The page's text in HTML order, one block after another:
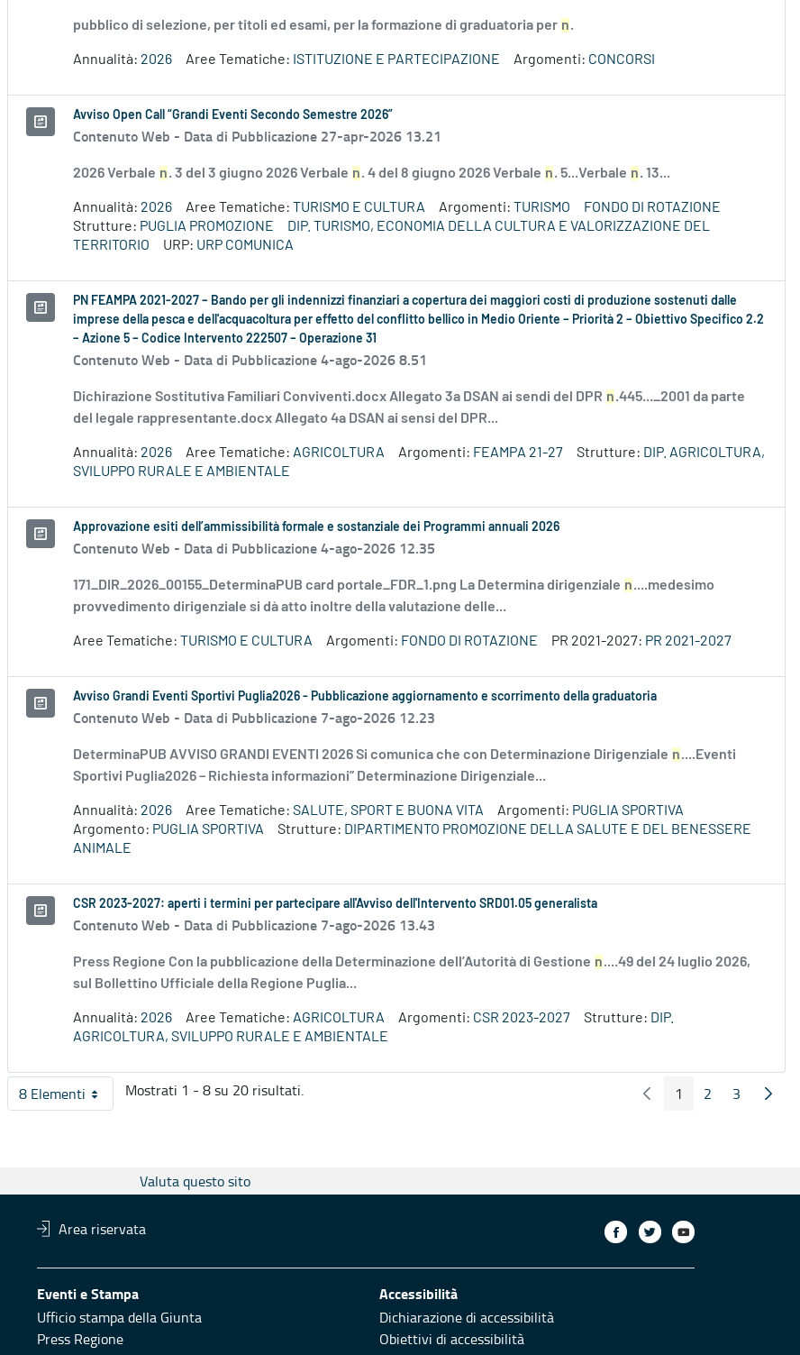
pubblico di selezione, per titoli ed esami, per la formazione di graduatoria per n.
Annualità: 2026 Aree Tematiche: ISTITUZIONE E PARTECIPAZIONE Argomenti: CONCORSI
Avviso Open Call “Grandi Eventi Secondo Semestre 2026”
Contenuto Web - Data di Pubblicazione 27-apr-2026 13.21
2026 Verbale n. 3 del 3 giugno 2026 Verbale n. 4 del 8 giugno 2026 Verbale n. 5...Verbale n. 13...
Annualità: 2026 Aree Tematiche: TURISMO E CULTURA Argomenti: TURISMO
FONDO DI ROTAZIONE
Strutture: PUGLIA PROMOZIONE
DIP. TURISMO, ECONOMIA DELLA CULTURA E VALORIZZAZIONE DEL
TERRITORIO
URP: URP COMUNICA
PN FEAMPA 2021-2027 – Bando per gli indennizzi finanziari a copertura dei maggiori costi di produzione sostenuti dalle
imprese della pesca e dell'acquacoltura per effetto del conflitto bellico in Medio Oriente – Priorità 2 – Obiettivo Specifico 2.2
– Azione 5 – Codice Intervento 222507 – Operazione 31
Contenuto Web - Data di Pubblicazione 4-ago-2026 8.51
Dichirazione Sostitutiva Familiari Conviventi.docx Allegato 3a DSAN ai sendi del DPR n.445..._2001 da parte
del legale rappresentante.docx Allegato 4a DSAN ai sensi del DPR...
Annualità: 2026 Aree Tematiche: AGRICOLTURA Argomenti: FEAMPA 21-27 Strutture: DIP. AGRICOLTURA,
SVILUPPO RURALE E AMBIENTALE
Approvazione esiti dell’ammissibilità formale e sostanziale dei Programmi annuali 2026
Contenuto Web - Data di Pubblicazione 4-ago-2026 12.35
171_DIR_2026_00155_DeterminaPUB card portale_FDR_1.png La Determina dirigenziale n....medesimo
provvedimento dirigenziale si dà atto inoltre della valutazione delle...
Aree Tematiche: TURISMO E CULTURA Argomenti: FONDO DI ROTAZIONE PR 2021-2027: PR 2021-2027
Avviso Grandi Eventi Sportivi Puglia2026 - Pubblicazione aggiornamento e scorrimento della graduatoria
Contenuto Web - Data di Pubblicazione 7-ago-2026 12.23
DeterminaPUB AVVISO GRANDI EVENTI 2026 Si comunica che con Determinazione Dirigenziale n....Eventi
Sportivi Puglia2026 – Richiesta informazioni” Determinazione Dirigenziale...
Annualità: 2026 Aree Tematiche: SALUTE, SPORT E BUONA VITA Argomenti: PUGLIA SPORTIVA
Argomento: PUGLIA SPORTIVA Strutture: DIPARTIMENTO PROMOZIONE DELLA SALUTE E DEL BENESSERE
ANIMALE
CSR 2023-2027: aperti i termini per partecipare all'Avviso dell'Intervento SRD01.05 generalista
Contenuto Web - Data di Pubblicazione 7-ago-2026 13.43
Press Regione Con la pubblicazione della Determinazione dell’Autorità di Gestione n....49 del 24 luglio 2026,
sul Bollettino Ufficiale della Regione Puglia...
Annualità: 2026 Aree Tematiche: AGRICOLTURA Argomenti: CSR 2023-2027 Strutture: DIP.
AGRICOLTURA, SVILUPPO RURALE E AMBIENTALE
8 ElementiPer pagina
Mostrati 1 - 8 su 20 risultati. Pagina Precedente
Pagina
1 Pagina
2 Pagina
3
Valuta questo sito
Area riservata
Eventi e Stampa
Ufficio stampa della Giunta
Press Regione
Accessibilità
Dichiarazione di accessibilità
Obiettivi di accessibilità